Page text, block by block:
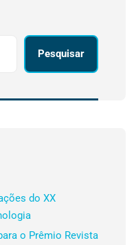
Pesquisar
do XX
o Prêmio Revista